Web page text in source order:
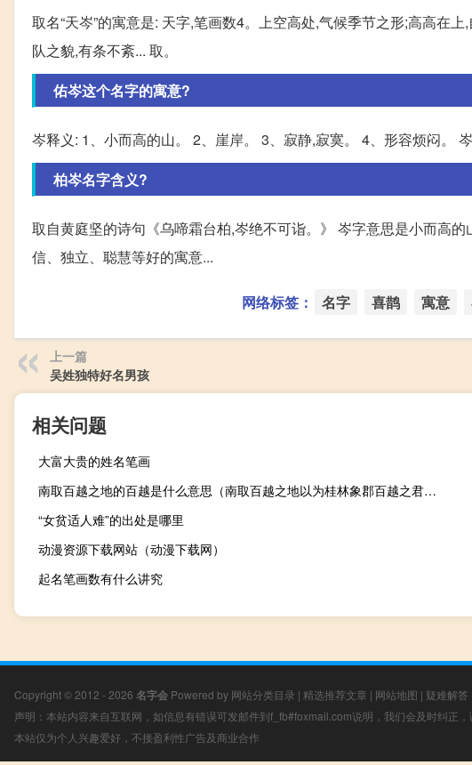
取名“天岑”的寓意是: 天字,笔画数4。上空高处,气候季节之形;高高在
队之貌,有条不紊... 取。
佑岑这个名字的寓意?
岑释义: 1、小而高的山。 2、崖岸。 3、寂静,寂寞。 4、形容烦闷。
柏岑名字含义?
取自黄庭坚的诗句《乌啼霜台柏,岑绝不可诣。》 岑字意思是小而高
信、独立、聪慧等好的寓意...
网络标签： 名字 喜鹊 寓意
上一篇
吴姓独特好名男孩
相关问题
大富大贵的姓名笔画
南取百越之地的百越是什么意思（南取百越之地以为桂林象郡百越之君俯首系颈委命下吏）
“女贫适人难”的出处是哪里
动漫资源下载网站（动漫下载网）
起名笔画数有什么讲究
Copyright © 2012 - 2026 名字会 Powered by 网站分类目录 | 精选推荐文章 | 网站地图 | 疑难解答
声明：本站内容来自互联网，如信息有错误可发邮件到f_fb#foxmail.com说明，我们会及时纠正，
本站仅为个人兴趣爱好，不接盈利性广告及商业合作